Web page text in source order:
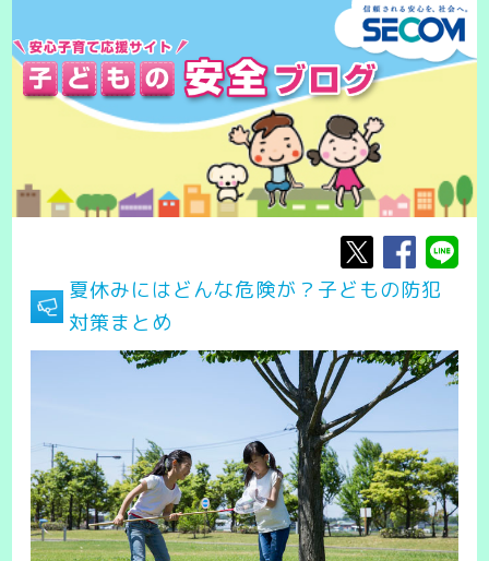
夏休みにはどんな危険が？子どもの防犯
対策まとめ